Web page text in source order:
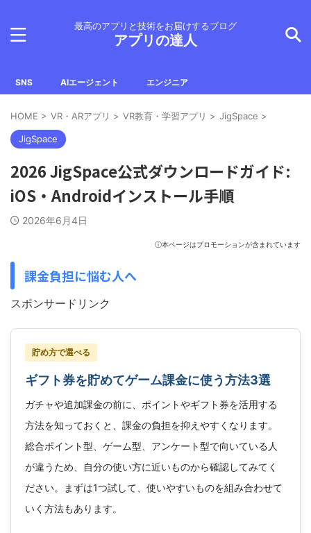
最高のアプリと技術をお届けするブログ
アプリの達人
SNS AIエージェント エンジニア
HOME > VR・ARアプリ > VR教育・学習アプリ > JigSpace >
JigSpace
2026 JigSpace公式ダウンロードガイド:
iOS・Androidインストール手順
2026年6月4日
ⓘ本ページはプロモーションが含まれています
課金負担に悩む人へ
スポンサードリンク
貯め方で選べる
ギフト券を貯めてゲーム課金に使う方法3選
ガチャや追加課金の前に、ポイントやギフト券を活用する
方法を知っておくと、課金の負担を抑えやすくなります。
総合ポイント型、ゲーム型、アンケート型で向いている人
が違うため、自分の使い方に近いものから確認してみてく
ださい。まずは1つ試して、使いやすいものを組み合わせて
いく方法もあります。